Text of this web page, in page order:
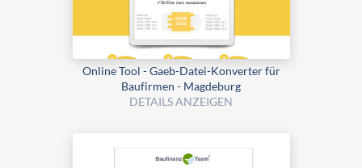
Online Tool - Gaeb-Datei-Konverter für
Baufirmen - Magdeburg
DETAILS ANZEIGEN